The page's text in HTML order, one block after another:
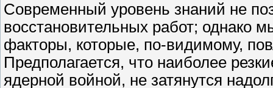
Современный уровень знаний не
восстановительных работ; однако
факторы, которые, по-видимому,
Предполагается, что наиболее
ядерной войной, не затянутся